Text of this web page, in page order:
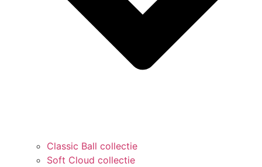
Classic Ball collectie
Soft Cloud collectie